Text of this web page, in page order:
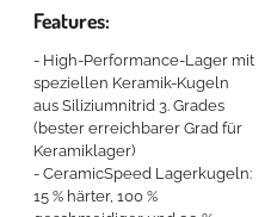
Features:
- High-Performance-Lager mit
speziellen Keramik-Kugeln
aus Siliziumnitrid 3. Grades
(bester erreichbarer Grad für
Keramiklager)
- CeramicSpeed Lagerkugeln:
15 % härter, 100 %